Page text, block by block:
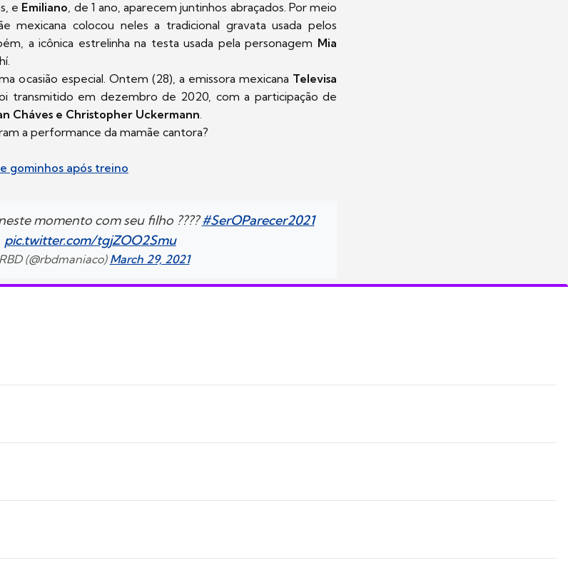
e Emiliano , de 1 ano, aparecem juntinhos abraçados. Por meio
mexicana colocou neles a tradicional gravata usada pelos
a icônica estrelinha na testa usada pela personagem Mia
ocasião especial. Ontem (28), a emissora mexicana Televisa
transmitido em dezembro de 2020, com a participação de
Cháves e Christopher Uckermann
a performance da mamãe cantora?
gominhos após treino
momento com seu filho ????#SerOParecer2021
pic.twitter.com/tgjZOO2Smu
(@rbdmaniaco) March 29, 2021